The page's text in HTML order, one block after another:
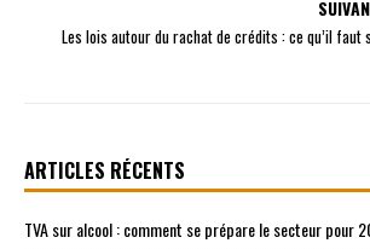
Les lois autour du rachat de crédits : ce qu’il faut
ARTICLES RÉCENTS
TVA sur alcool : comment se prépare le secteur pour